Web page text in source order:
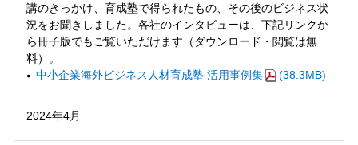
講のきっかけ、育成塾で得られたもの、その後のビジネス状
況をお聞きしました。各社のインタビューは、下記リンクか
ら冊子版でもご覧いただけます（ダウンロード・閲覧は無
料）。
中小企業海外ビジネス人材育成塾 活用事例集
(38.3MB)
2024年4月